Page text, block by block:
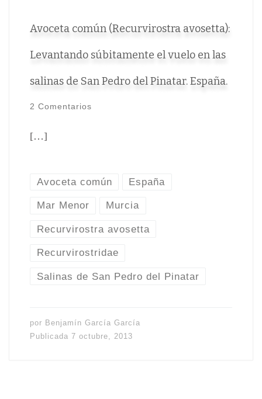
Avoceta común (Recurvirostra avosetta):
Levantando súbitamente el vuelo en las
salinas de San Pedro del Pinatar. España.
2 Comentarios
[…]
Avoceta común España
Mar Menor Murcia
Recurvirostra avosetta
Recurvirostridae
Salinas de San Pedro del Pinatar
por Benjamín García García
Publicada 7 octubre, 2013